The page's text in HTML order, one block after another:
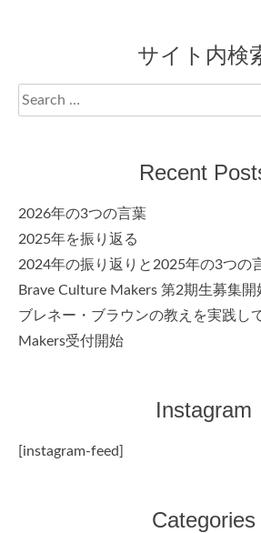
サイト内検
Search
for:
Recent
2026年の3つの言葉
2025年を振り返る
2024年の振り返りと2025年の3つの
Brave Culture Makers 第2期生募集開
ブレネー・ブラウンの教えを実践し
Makers受付開始
Instagram
[instagram-feed]
Categories